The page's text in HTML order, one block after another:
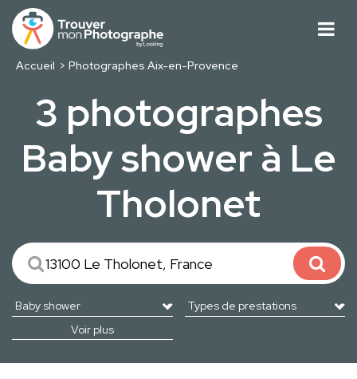
Accueil Photographes Aix-en-Provence
3 photographes
Baby shower à Le
Tholonet
Voir plus